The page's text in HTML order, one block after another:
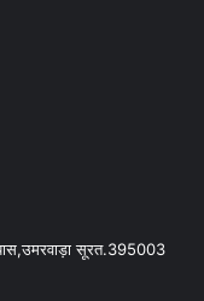
सूरत.395003